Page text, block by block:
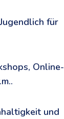
für
Online-
und